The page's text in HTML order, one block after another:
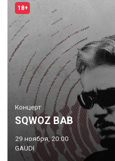
18+
Концерт
SQWOZ BAB
29 ноября, 20:00
GAUDI